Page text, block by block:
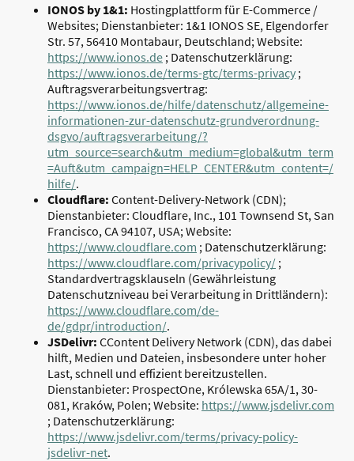
IONOS by 1&1: Hostingplattform für E-Commerce /
Websites; Dienstanbieter: 1&1 IONOS SE, Elgendorfer
Str. 57, 56410 Montabaur, Deutschland; Website:
https://www.ionos.de ; Datenschutzerklärung:
https://www.ionos.de/terms-gtc/terms-privacy ;
Auftragsverarbeitungsvertrag:
https://www.ionos.de/hilfe/datenschutz/allgemeine-
informationen-zur-datenschutz-grundverordnung-
dsgvo/auftragsverarbeitung/?
utm_source=search&utm_medium=global&utm_term
=Auft&utm_campaign=HELP_CENTER&utm_content=/
hilfe/.
Cloudflare: Content-Delivery-Network (CDN);
Dienstanbieter: Cloudflare, Inc., 101 Townsend St, San
Francisco, CA 94107, USA; Website:
https://www.cloudflare.com ; Datenschutzerklärung:
https://www.cloudflare.com/privacypolicy/ ;
Standardvertragsklauseln (Gewährleistung
Datenschutzniveau bei Verarbeitung in Drittländern):
https://www.cloudflare.com/de-
de/gdpr/introduction/.
JSDelivr: CContent Delivery Network (CDN), das dabei
hilft, Medien und Dateien, insbesondere unter hoher
Last, schnell und effizient bereitzustellen.
Dienstanbieter: ProspectOne, Królewska 65A/1, 30-
081, Kraków, Polen; Website: https://www.jsdelivr.com
; Datenschutzerklärung:
https://www.jsdelivr.com/terms/privacy-policy-
jsdelivr-net.